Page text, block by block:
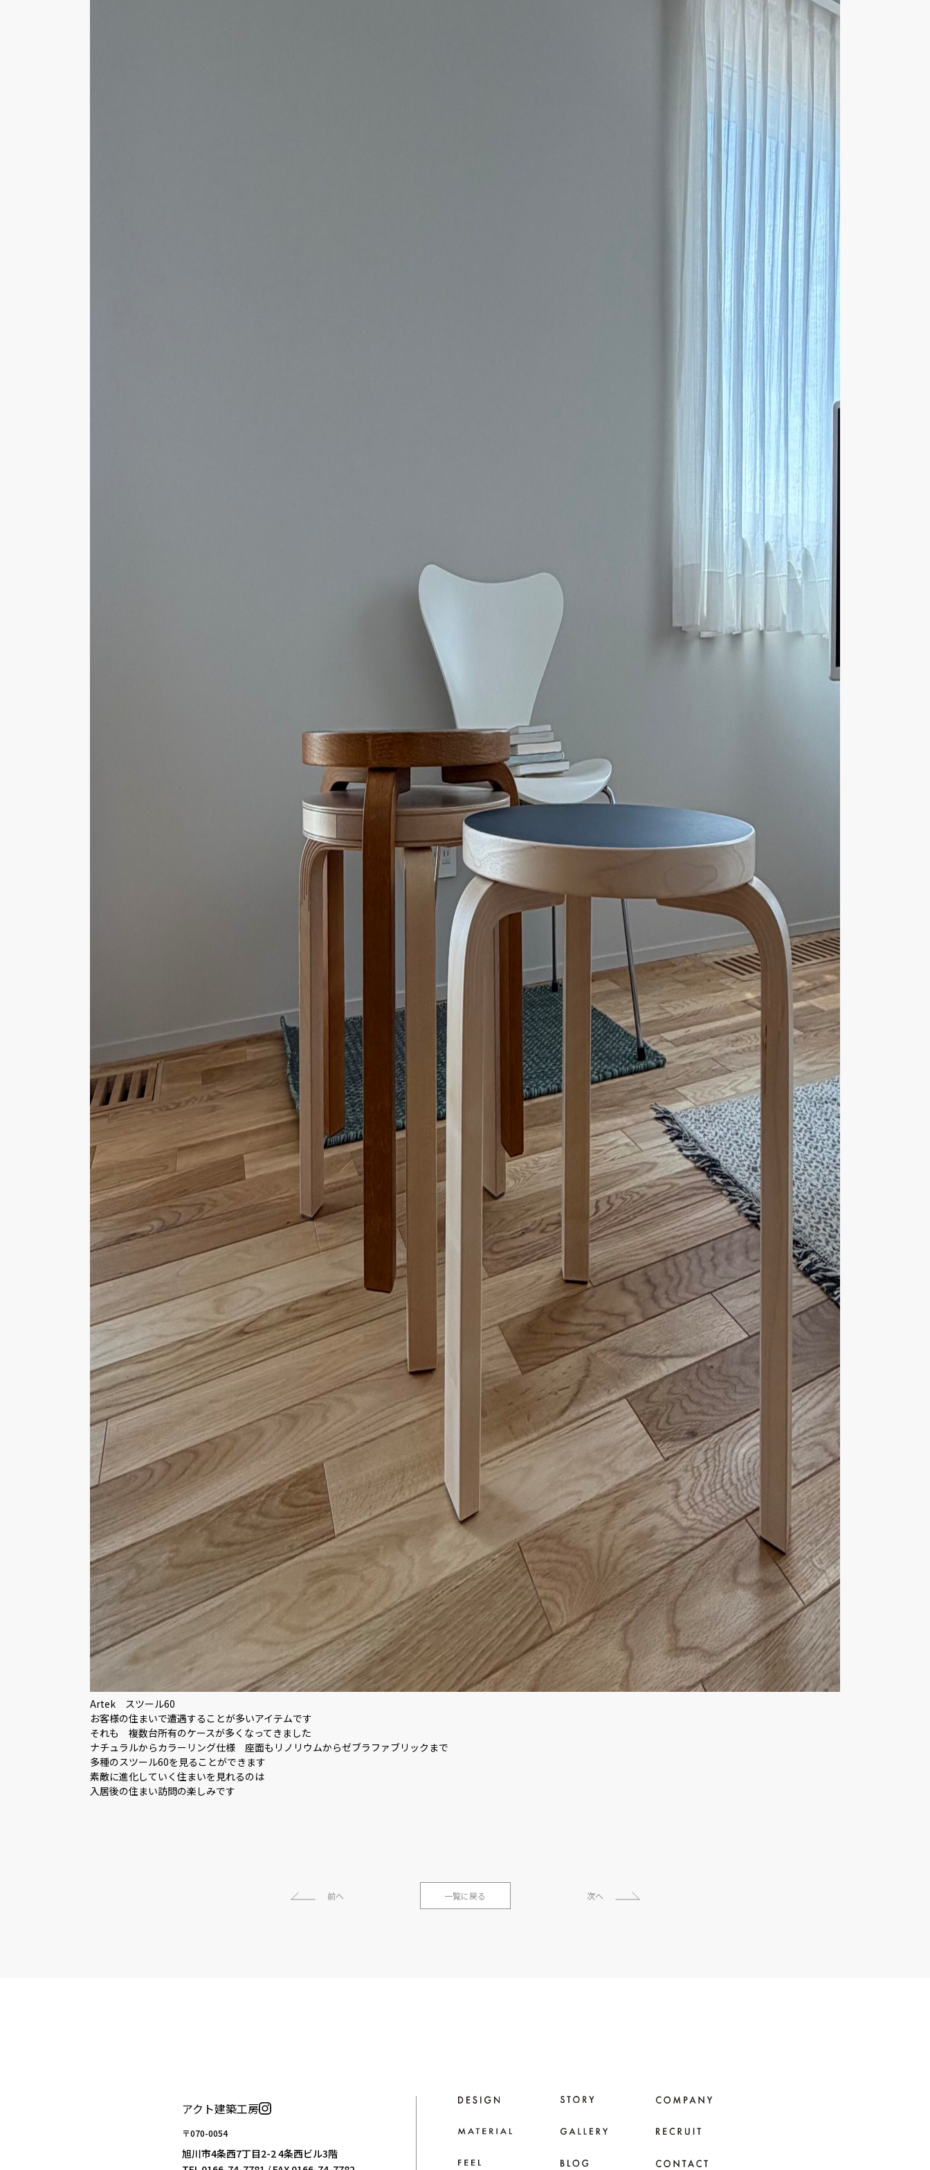
Artek スツール60
お客様の住まいで遭遇することが多いアイテムです
それも 複数台所有のケースが多くなってきました
ナチュラルからカラーリング仕様 座面もリノリウムからゼブラファブリックまで
多種のスツール60を見ることができます
素敵に進化していく住まいを見れるのは
入居後の住まい訪問の楽しみです
前へ 一覧に戻る 次へ
アクト建築工房
〒070-0054
旭川市4条西7丁目2-2 4条西ビル3階